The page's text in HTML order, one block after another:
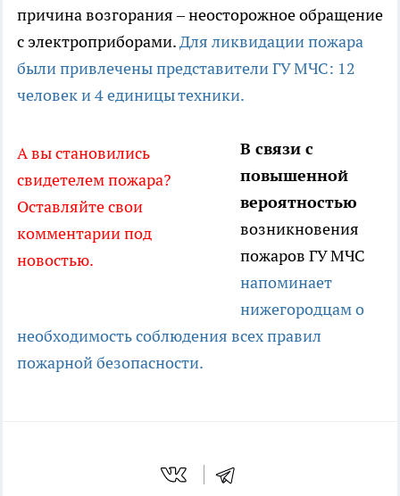
причина возгорания – неосторожное обращение
с электроприборами.Для ликвидации пожара
были привлечены представители ГУ МЧС: 12
человек и 4 единицы техники.
А вы становились
свидетелем пожара?
Оставляйте свои
комментарии под
новостью.
В связи с
повышенной
вероятностью
возникновения
пожаров ГУ МЧС
напоминает
нижегородцам о
необходимость соблюдения всех правил
пожарной безопасности.